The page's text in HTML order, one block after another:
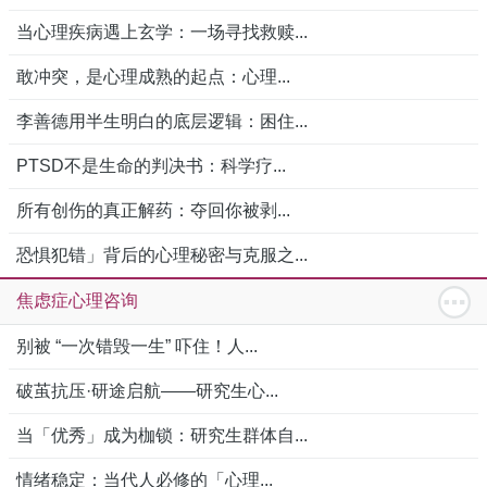
当心理疾病遇上玄学：一场寻找救赎...
敢冲突，是心理成熟的起点：心理...
李善德用半生明白的底层逻辑：困住...
PTSD不是生命的判决书：科学疗...
所有创伤的真正解药：夺回你被剥...
恐惧犯错」背后的心理秘密与克服之...
焦虑症心理咨询
别被 “一次错毁一生” 吓住！人...
破茧抗压·研途启航——研究生心...
当「优秀」成为枷锁：研究生群体自...
情绪稳定：当代人必修的「心理...